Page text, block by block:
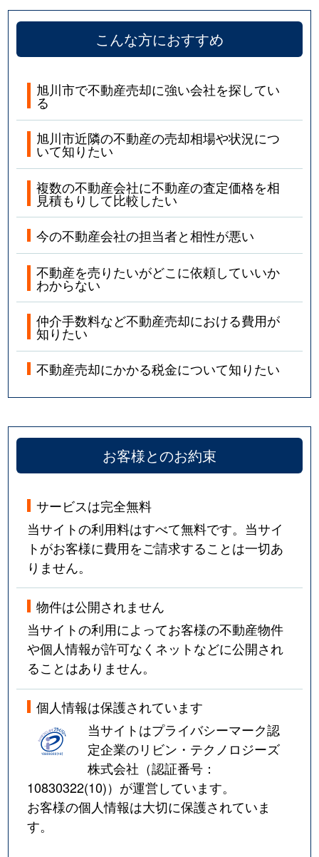
350万円 旭川
徒歩2時間
西御料４条
1,000万円 旭川
徒歩1時
東６条
3,300万円 旭川
徒歩45分
東７条
1,000万円 旭川
徒歩45分
東８条
2,900万円
東旭川北１条
520万円 旭川
東旭川北１条
1,700万円 東旭川
徒歩10分
東旭川北１条
600万円 東旭川
徒歩29分
東旭川町
東旭川南２条
720万円 旭川
徒歩1時間
北門町
1,300万円 旭川
徒歩45分
北門町
1,600万円 旭川
徒歩1時間
北門町
2,500万円
緑が丘３条
1,200万円 旭川
徒歩45分
南５条通
南６条通
1,500万円
南が丘
290万円 旭川
徒歩1時間
宮下通
800万円
本町
2,000万円
流通団地２条
10万円 旭川 徒歩1時間
こんな方におすすめ
旭川市で不動産売却に強い会社を探してい
る
旭川市近隣の不動産の売却相場や状況につ
いて知りたい
複数の不動産会社に不動産の査定価格を相
見積もりして比較したい
今の不動産会社の担当者と相性が悪い
不動産を売りたいがどこに依頼していいか
わからない
仲介手数料など不動産売却における費用が
知りたい
不動産売却にかかる税金について知りたい
お客様とのお約束
サービスは完全無料
当サイトの利用料はすべて無料です。当サイ
トがお客様に費用をご請求することは一切あ
りません。
物件は公開されません
当サイトの利用によってお客様の不動産物件
や個人情報が許可なくネットなどに公開され
ることはありません。
個人情報は保護されています
当サイトはプライバシーマーク認
定企業のリビン・テクノロジーズ
株式会社（認証番号：
10830322(10)）が運営しています。
お客様の個人情報は大切に保護されていま
す。